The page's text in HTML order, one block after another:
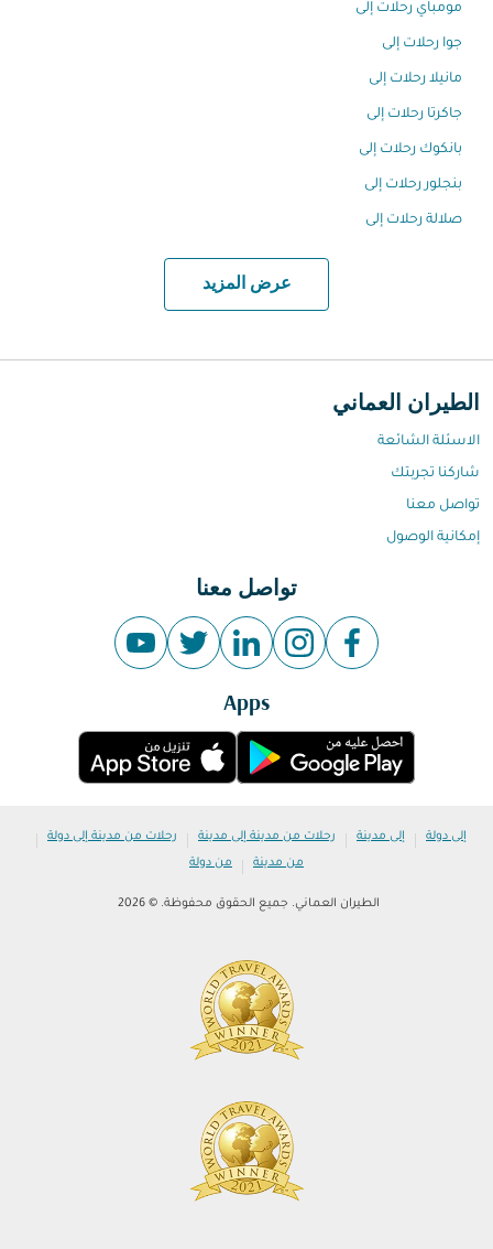
مومباي رحلات إلى
جوا رحلات إلى
مانيلا رحلات إلى
جاكرتا رحلات إلى
بانكوك رحلات إلى
بنجلور رحلات إلى
صلالة رحلات إلى
عرض المزيد
الطيران العماني
الاسئلة الشائعة
شاركنا تجربتك
تواصل معنا
إمكانية الوصول
تواصل معنا
Apps
إلى دولة | إلى مدينة | رحلات من مدينة إلى مدينة | رحلات من مدينة إلى دولة |
من مدينة | من دولة
الطيران العماني. جميع الحقوق محفوظة. © 2026